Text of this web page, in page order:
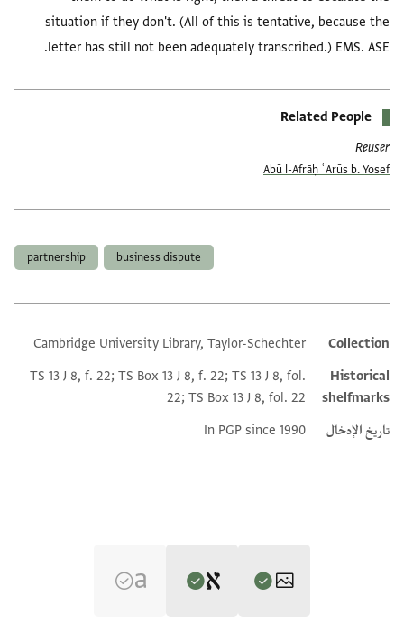
situation if they don't. (All of this is tentative, because the
letter has still not been adequately transcribed.) EMS. ASE.
Related People
Reuser
Abū l-Afrāḥ ʿArūs b. Yosef
business dispute
partnership
Additional metadata
Collection
Cambridge University Library, Taylor-Schechter
Historical
shelfmarks
TS 13 J 8, f. 22; TS Box 13 J 8, f. 22; TS 13 J 8, fol.
22; TS Box 13 J 8, fol. 22
تاريخ الإدخال
In PGP since 1990